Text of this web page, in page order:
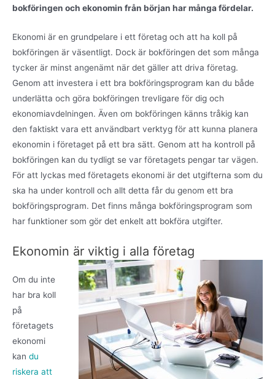
bokföringen och ekonomin från början har många fördelar.
Ekonomi är en grundpelare i ett företag och att ha koll på
bokföringen är väsentligt. Dock är bokföringen det som många
tycker är minst angenämt när det gäller att driva företag.
Genom att investera i ett bra bokföringsprogram kan du både
underlätta och göra bokföringen trevligare för dig och
ekonomiavdelningen. Även om bokföringen känns tråkig kan
den faktiskt vara ett användbart verktyg för att kunna planera
ekonomin i företaget på ett bra sätt. Genom att ha kontroll på
bokföringen kan du tydligt se var företagets pengar tar vägen.
För att lyckas med företagets ekonomi är det utgifterna som du
ska ha under kontroll och allt detta får du genom ett bra
bokföringsprogram. Det finns många bokföringsprogram som
har funktioner som gör det enkelt att bokföra utgifter.
Ekonomin är viktig i alla företag
Om du inte
har bra koll
på
företagets
ekonomi
kan du
riskera att